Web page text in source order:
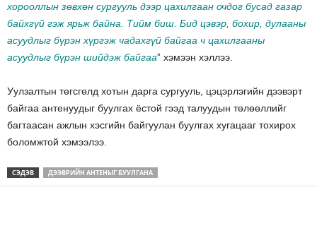
хорооллын зөвхөн сургууль дээр цахилгаан очдог бусад газар
байхгүй гэж ярьж байна. Тийм биш. Бид цэвэр, бохир, дулааны
асуудлыг бүрэн хүргэж чадахгүй байгаа ч цахилгааны
асуудлыг бүрэн шийдэж байгаа” хэмээн хэллээ.
Уулзалтын төгсгөлд хотын дарга сургууль, цэцэрлэгийн дээвэрт
байгаа антенуудыг буулгах ёстой гээд талуудын төлөөллийг
багтаасан ажлын хэсгийн байгуулан буулгах хугацааг тохирох
боломжтой хэмээлээ.
СЭДЭВ ДЭЭВРИЙН АНТЕНЫГ БУУЛГАНА